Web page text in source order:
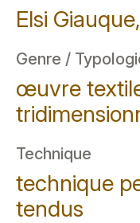
Elsi
Genre /
œuvre
Technique
technique
tendus